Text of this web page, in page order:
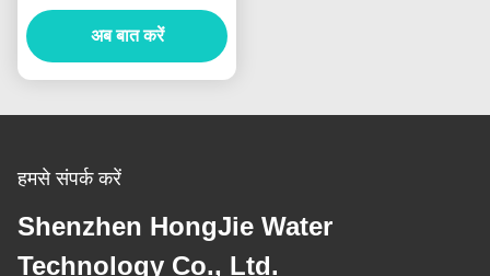
अब बात करें
हमसे संपर्क करें
Shenzhen HongJie Water
Technology Co., Ltd.